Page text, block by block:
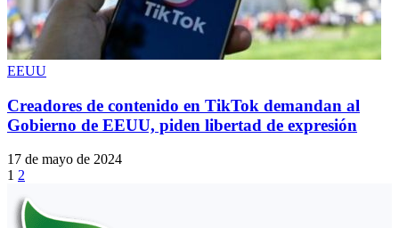
EEUU
Creadores de contenido en TikTok demandan al
Gobierno de EEUU, piden libertad de expresión
17 de mayo de 2024
1 2